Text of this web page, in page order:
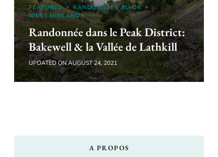
FEATURED
RANDONNÉES AU UK
WEST MIDLANDS
Randonnée dans le Peak District:
Bakewell & la Vallée de Lathkill
UPDATED ONAUGUST 24, 2021
A PROPOS